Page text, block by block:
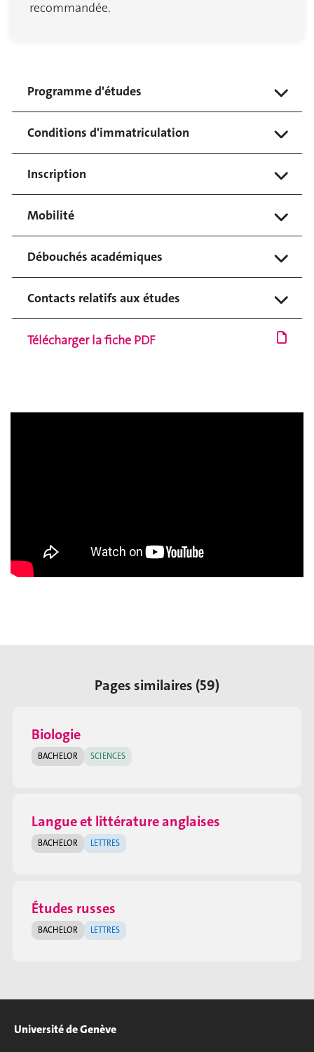
recommandée.
Programme d'études
Conditions d'immatriculation
Inscription
Mobilité
Débouchés académiques
Contacts relatifs aux études
Télécharger la fiche PDF
Pages similaires (59)
Biologie
BACHELOR SCIENCES
Langue et littérature anglaises
BACHELOR LETTRES
Études russes
BACHELOR LETTRES
Université de Genève